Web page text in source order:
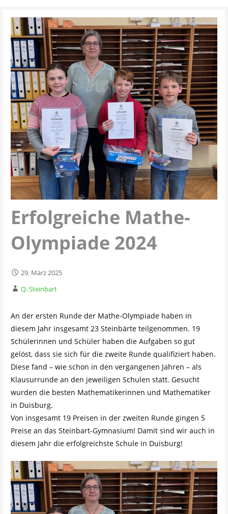
Erfolgreiche Mathe-
Olympiade 2024
29. März 2025
Q. Steinbart
An der ersten Runde der Mathe-Olympiade haben in
diesem Jahr insgesamt 23 Steinbärte teilgenommen. 19
Schülerinnen und Schüler haben die Aufgaben so gut
gelöst, dass sie sich für die zweite Runde qualifiziert haben.
Diese fand – wie schon in den vergangenen Jahren – als
Klausurrunde an den jeweiligen Schulen statt. Gesucht
wurden die besten Mathematikerinnen und Mathematiker
in Duisburg.
Von insgesamt 19 Preisen in der zweiten Runde gingen 5
Preise an das Steinbart-Gymnasium! Damit sind wir auch in
diesem Jahr die erfolgreichste Schule in Duisburg!